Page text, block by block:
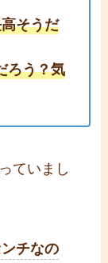
そうだ
ろう？気
ていまし
チなの